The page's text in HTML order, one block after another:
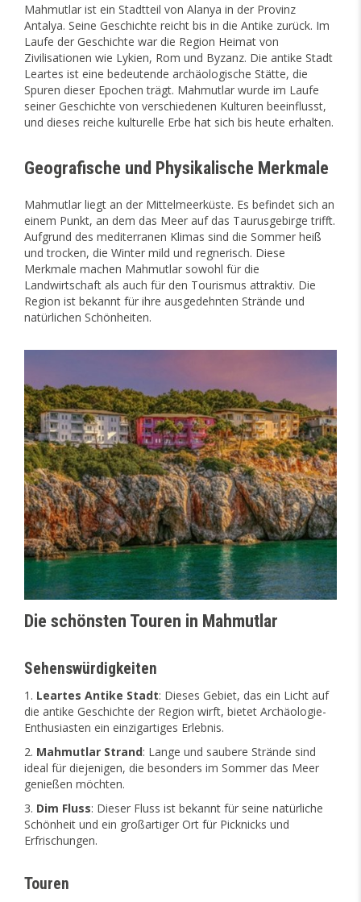
Mahmutlar ist ein Stadtteil von Alanya in der Provinz
Antalya. Seine Geschichte reicht bis in die Antike zurück. Im
Laufe der Geschichte war die Region Heimat von
Zivilisationen wie Lykien, Rom und Byzanz. Die antike Stadt
Leartes ist eine bedeutende archäologische Stätte, die
Spuren dieser Epochen trägt. Mahmutlar wurde im Laufe
seiner Geschichte von verschiedenen Kulturen beeinflusst,
und dieses reiche kulturelle Erbe hat sich bis heute erhalten.
Geografische und Physikalische Merkmale
Mahmutlar liegt an der Mittelmeerküste. Es befindet sich an
einem Punkt, an dem das Meer auf das Taurusgebirge trifft.
Aufgrund des mediterranen Klimas sind die Sommer heiß
und trocken, die Winter mild und regnerisch. Diese
Merkmale machen Mahmutlar sowohl für die
Landwirtschaft als auch für den Tourismus attraktiv. Die
Region ist bekannt für ihre ausgedehnten Strände und
natürlichen Schönheiten.
Die schönsten Touren in Mahmutlar
Sehenswürdigkeiten
Leartes Antike Stadt: Dieses Gebiet, das ein Licht auf
die antike Geschichte der Region wirft, bietet Archäologie-
Enthusiasten ein einzigartiges Erlebnis.
Mahmutlar Strand: Lange und saubere Strände sind
ideal für diejenigen, die besonders im Sommer das Meer
genießen möchten.
Dim Fluss: Dieser Fluss ist bekannt für seine natürliche
Schönheit und ein großartiger Ort für Picknicks und
Erfrischungen.
Touren